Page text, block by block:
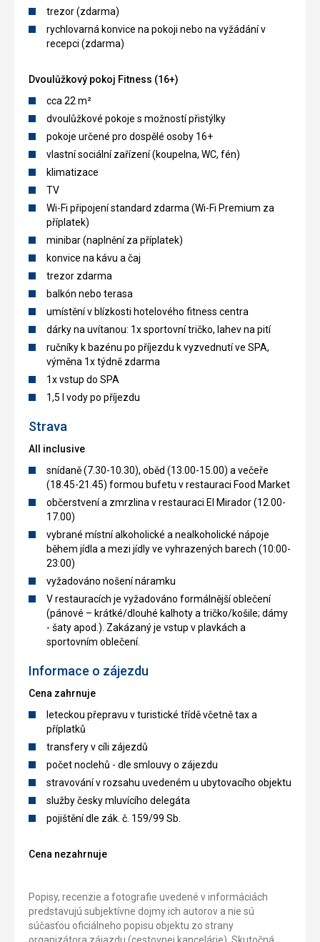
trezor (zdarma)
rychlovarná konvice na pokoji nebo na vyžádání v
recepci (zdarma)
Dvoulůžkový pokoj Fitness (16+)
cca 22 m²
dvoulůžkové pokoje s možností přistýlky
pokoje určené pro dospělé osoby 16+
vlastní sociální zařízení (koupelna, WC, fén)
klimatizace
TV
Wi-Fi připojení standard zdarma (Wi-Fi Premium za
příplatek)
minibar (naplnění za příplatek)
konvice na kávu a čaj
trezor zdarma
balkón nebo terasa
umístění v blízkosti hotelového fitness centra
dárky na uvítanou: 1x sportovní tričko, lahev na pití
ručníky k bazénu po příjezdu k vyzvednutí ve SPA,
výměna 1x týdně zdarma
1x vstup do SPA
1,5 l vody po příjezdu
Strava
All inclusive
snídaně (7.30-10.30), oběd (13.00-15.00) a večeře
(18.45-21.45) formou bufetu v restauraci Food Market
občerstvení a zmrzlina v restauraci El Mirador (12.00-
17.00)
vybrané místní alkoholické a nealkoholické nápoje
během jídla a mezi jídly ve vyhrazených barech (10:00-
23:00)
vyžadováno nošení náramku
V restauracích je vyžadováno formálnější oblečení
(pánové – krátké/dlouhé kalhoty a tričko/košile; dámy
- šaty apod.). Zakázaný je vstup v plavkách a
sportovním oblečení.
Informace o zájezdu
Cena zahrnuje
leteckou přepravu v turistické třídě včetně tax a
příplatků
transfery v cíli zájezdů
počet noclehů - dle smlouvy o zájezdu
stravování v rozsahu uvedeném u ubytovacího objektu
služby česky mluvícího delegáta
pojištění dle zák. č. 159/99 Sb.
Cena nezahrnuje
Popisy, recenzie a fotografie uvedené v informáciách
predstavujú subjektívne dojmy ich autorov a nie sú
súčasťou oficiálneho popisu objektu zo strany
organizátora zájazdu (cestovnej kancelárie). Skutočná